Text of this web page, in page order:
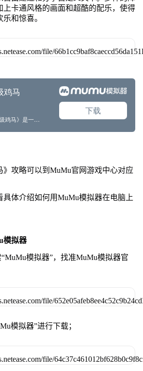
上卡通风格的画面和超酷的配乐，使得
和惊喜。
》攻略可以到MuMu官网游戏中心对应
具体介绍如何用MuMu模拟器在电脑上
模拟器
模拟器”，找准MuMu模拟器官
模拟器”进行下载；